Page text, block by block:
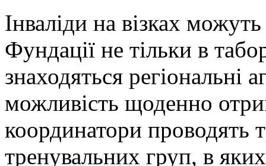
Інваліди на візках
Фундації не тільки в
знаходяться регіональні
можливість щоденно
координатори проводять
тренувальних груп, в